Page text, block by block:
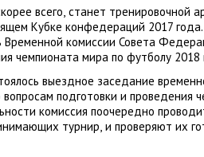
всего, станет тренировочной
Кубке конфедераций 2017
комиссии Совета
чемпионата мира по футболу
выездное заседание
подготовки и проведения
комиссия поочередно
турнир, и проверяют их